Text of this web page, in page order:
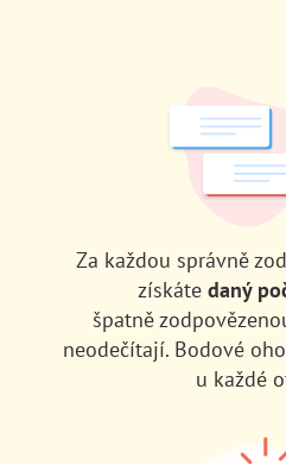
Za každou správně
získáte daný
špatně
neodečítají. Bodové
u každé